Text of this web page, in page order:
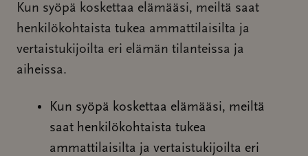
Kun syöpä koskettaa elämääsi, meiltä saat
henkilökohtaista tukea ammattilaisilta ja
vertaistukijoilta eri elämän tilanteissa ja
aiheissa.
Kun syöpä koskettaa elämääsi, meiltä
saat henkilökohtaista tukea
ammattilaisilta ja vertaistukijoilta eri